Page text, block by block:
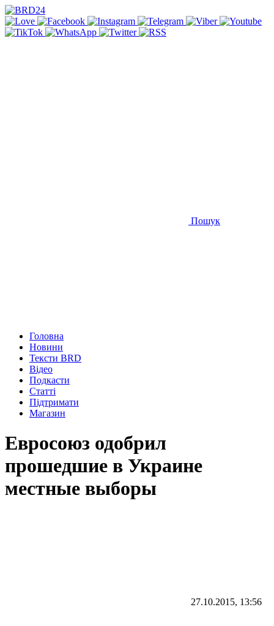
Пошук
Головна
Новини
Тексти BRD
Відео
Подкасти
Статті
Підтримати
Магазин
Евросоюз одобрил
прошедшие в Украине
местные выборы
27.10.2015, 13:56